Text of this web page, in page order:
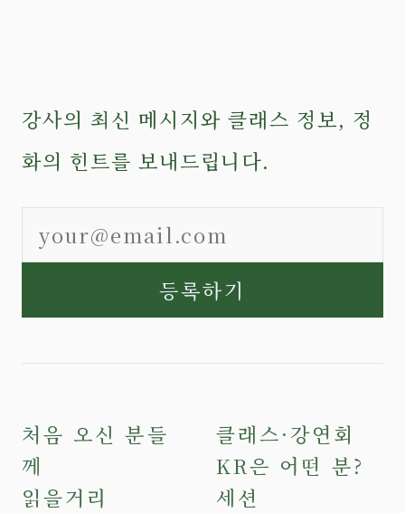
강사의 최신 메시지와 클래스 정보, 정
화의 힌트를 보내드립니다.
등록하기
처음 오신 분들
께
읽을거리
클래스·강연회
KR은 어떤 분?
세션